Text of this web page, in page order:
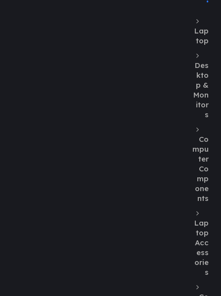
Lap
top
Des
kto
p &
Mon
itor
s
Co
mpu
ter
Co
mp
one
nts
Lap
top
Acc
ess
orie
s